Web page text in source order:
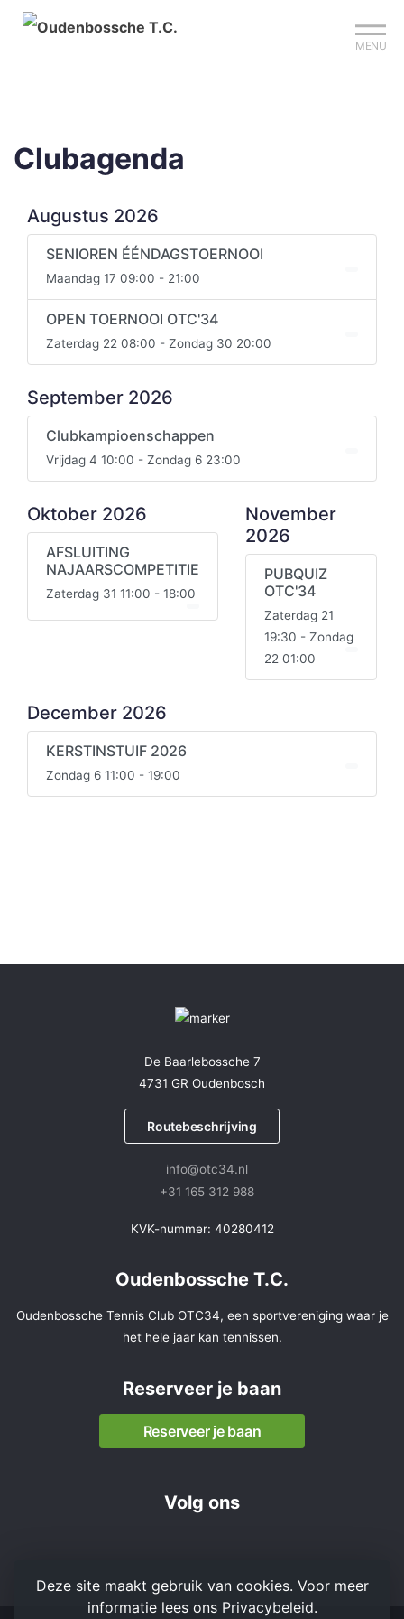
MENU
Clubagenda
Augustus 2026
SENIOREN ÉÉNDAGSTOERNOOI
Maandag 17 09:00 - 21:00
OPEN TOERNOOI OTC'34
Zaterdag 22 08:00 - Zondag 30 20:00
September 2026
Clubkampioenschappen
Vrijdag 4 10:00 - Zondag 6 23:00
Oktober 2026
AFSLUITING
NAJAARSCOMPETITIE
Zaterdag 31 11:00 - 18:00
November
2026
PUBQUIZ
OTC'34
Zaterdag 21
19:30 - Zondag
22 01:00
December 2026
KERSTINSTUIF 2026
Zondag 6 11:00 - 19:00
De Baarlebossche 7
4731 GR Oudenbosch
Routebeschrijving
info@otc34.nl
+31 165 312 988
KVK-nummer: 40280412
Oudenbossche T.C.
Oudenbossche Tennis Club OTC34, een sportvereniging waar je
het hele jaar kan tennissen.
Reserveer je baan
Reserveer je baan
Volg ons
Deze site maakt gebruik van cookies. Voor meer
informatie lees ons Privacybeleid.